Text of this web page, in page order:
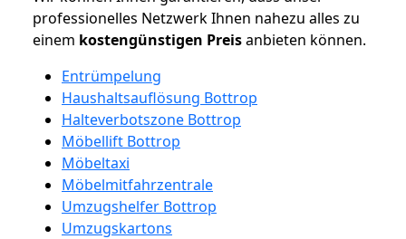
professionelles Netzwerk Ihnen nahezu alles zu
einem kostengünstigen Preisanbieten können.
Entrümpelung
Haushaltsauflösung Bottrop
Halteverbotszone Bottrop
Möbellift Bottrop
Möbeltaxi
Möbelmitfahrzentrale
Umzugshelfer Bottrop
Umzugskartons